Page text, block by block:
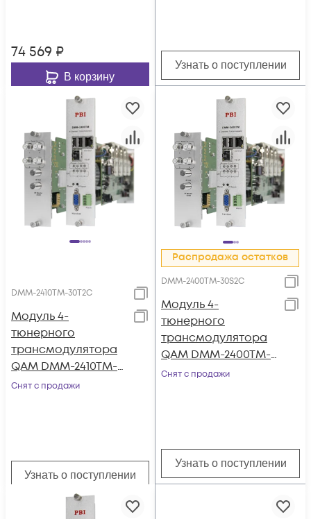
74 569 ₽
В корзину
Узнать о поступлении
DMM-2410TM-30T2C
Модуль 4-
тюнерного
трансмодулятора
QAM DMM-2410TM-
30T2C (4 PLP DVB-T2
Снят с продажи
Узнать о поступлении
Распродажа остатков
DMM-2400TM-30S2C
Модуль 4-
тюнерного
трансмодулятора
QAM DMM-2400TM-
30S2C на 4 DVB-C
Снят с продажи
Узнать о поступлении